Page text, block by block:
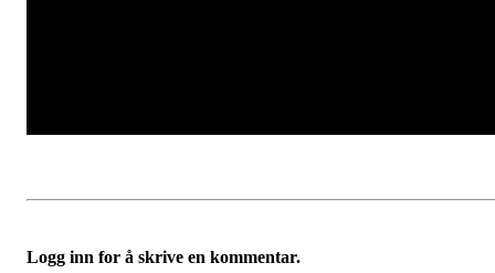
Logg inn for å skrive en kommentar.